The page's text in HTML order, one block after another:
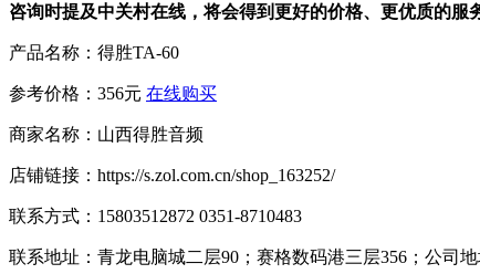
咨询时提及中关村在线，将会得到更好的价格、更优质的服
产品名称： 得胜TA-60
参考价格： 356元 在线购买
商家名称： 山西得胜音频
店铺链接： https://s.zol.com.cn/shop_163252/
联系方式： 15803512872 0351-8710483
联系地址： 青龙电脑城二层90；赛格数码港三层356；公司